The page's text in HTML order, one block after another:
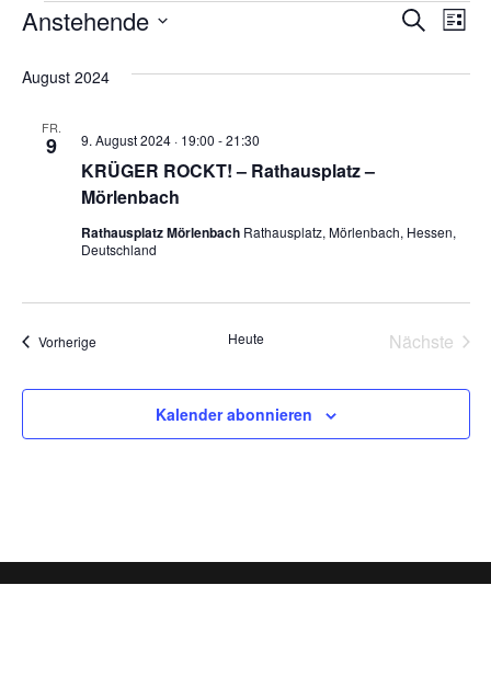
Veranstaltungen
Suche
SucheListe
Anstehende
wählen.
August 2024
FR.
9
KRÜGER ROCKT! – Rathausplatz –
Mörlenbach
9. August 2024 · 19:00 -21:30
Rathausplatz Mörlenbach Rathausplatz, Mörlenbach, Hessen,
Deutschland
VorherigeVeranstaltungen Heute
Nächste
Kalender abonnieren